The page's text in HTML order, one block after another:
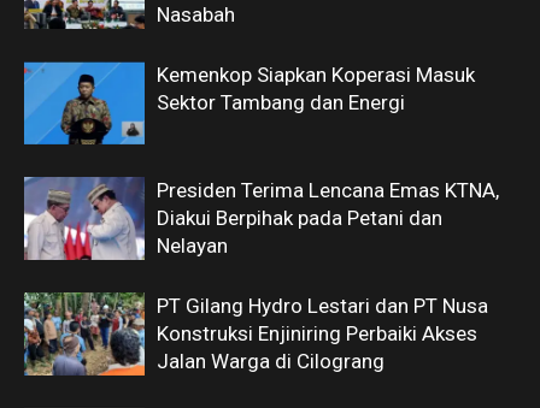
Nasabah
Kemenkop Siapkan Koperasi Masuk
Sektor Tambang dan Energi
Presiden Terima Lencana Emas KTNA,
Diakui Berpihak pada Petani dan
Nelayan
PT Gilang Hydro Lestari dan PT Nusa
Konstruksi Enjiniring Perbaiki Akses
Jalan Warga di Cilograng